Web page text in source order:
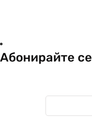
Абонирайте